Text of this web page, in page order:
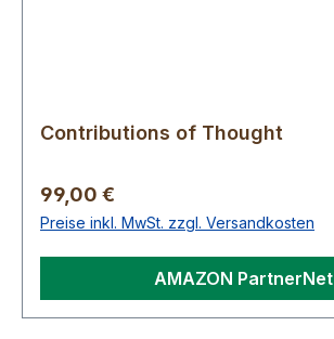
Contributions of Thought
Regulärer Preis:
99,00 €
Preise inkl. MwSt. zzgl. Versandkosten
AMAZON PartnerNet